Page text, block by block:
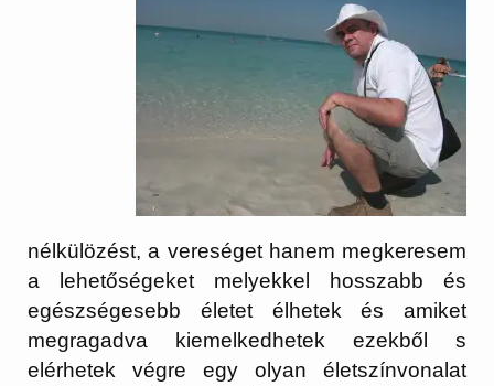
nélkülözést, a vereséget hanem megkeresem
a lehetőségeket melyekkel hosszabb és
egészségesebb életet élhetek és amiket
megragadva kiemelkedhetek ezekből s
elérhetek végre egy olyan életszínvonalat